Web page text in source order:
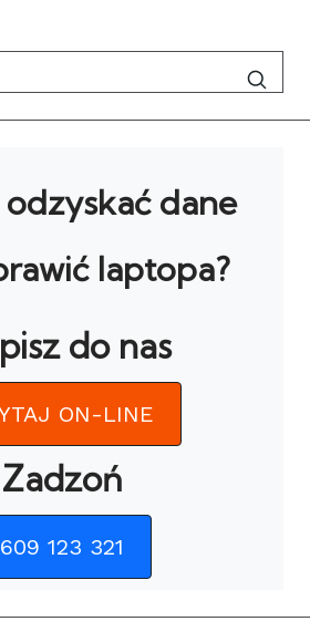
odzyskać dane
laptopa?
do nas
ON-LINE
Zadzoń
609 123 321